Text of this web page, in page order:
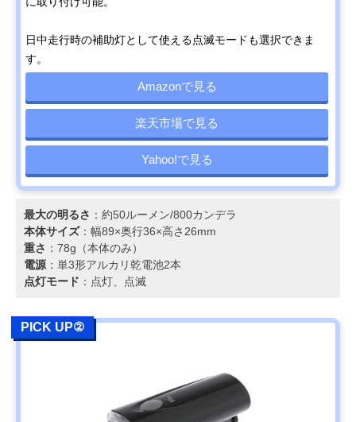
日中走行時の補助灯として使える点滅モードも選択できま
す。
Amazonで見る
楽天市場で見る
Yahoo!で見る
最大の明るさ ：約50ルーメン/800カンデラ
本体サイズ：幅89×奥行36×高さ26mm
重さ ：78g（本体のみ）
電源 ：単3形アルカリ乾電池2本
点灯モード ：点灯、点滅
PICK UP②